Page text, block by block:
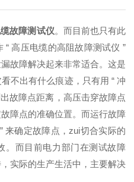
故障测试仪。而目前也只有此
高压电缆的高阻故障测试仪 ”
故障解决起来非常适合。这是
不出有什么痕迹，只有用 “ 冲
故障点距离，高压击穿故障点
障点的准确位置。而运行故障
来确定故障点，zui切合实际的
。而目前电力部门在测试故障
实际的生产生活中，主要解决